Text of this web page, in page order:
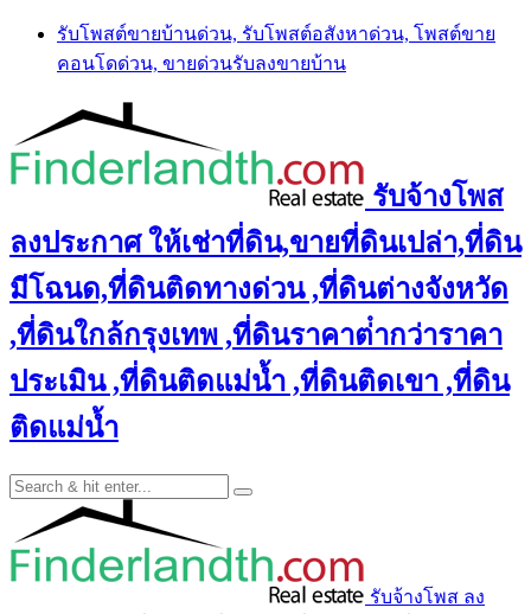
Skip
content
รับโพสต์ขายบ้านด่วน, รับโพสต์อสังหาด่วน, โพสต์ขาย
คอนโดด่วน, ขายด่วนรับลงขายบ้าน
รับจ้างโพส
ลงประกาศ ให้เช่าที่ดิน,ขายที่ดินเปล่า,ที่ดิน
มีโฉนด,ที่ดินติดทางด่วน ,ที่ดินต่างจังหวัด
,ที่ดินใกล้กรุงเทพ ,ที่ดินราคาต่ํากว่าราคา
ประเมิน ,ที่ดินติดแม่น้ำ ,ที่ดินติดเขา ,ที่ดิน
ติดแม่น้ำ
รับจ้างโพส ลง